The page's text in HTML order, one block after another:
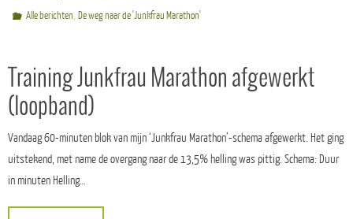
Alle berichten,De weg naar de 'Junkfrau Marathon'
Training Junkfrau Marathon afgewerkt
(loopband)
Vandaag 60-minuten blok van mijn ‘Junkfrau Marathon’-schema afgewerkt. Het ging
uitstekend, met name de overgang naar de 13,5% helling was pittig. Schema: Duur
in minuten Helling…